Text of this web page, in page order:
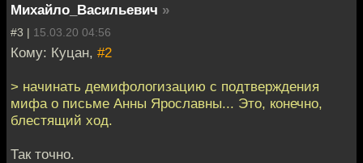
Михайло_Васильевич »
#3 | 15.03.20 04:56
Кому: Куцан, #2
> начинать демифологизацию с подтверждения
мифа о письме Анны Ярославны... Это, конечно,
блестящий ход.
Так точно.